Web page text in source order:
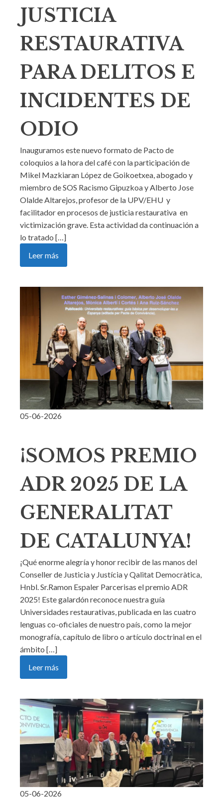
JUSTICIA
RESTAURATIVA
PARA DELITOS E
INCIDENTES DE
ODIO
Inauguramos este nuevo formato de Pacto de
coloquios a la hora del café con la participación de
Mikel Mazkiaran López de Goikoetxea, abogado y
miembro de SOS Racismo Gipuzkoa y Alberto Jose
Olalde Altarejos, profesor de la UPV/EHU y
facilitador en procesos de justicia restaurativa en
victimización grave. Esta actividad da continuación a
lo tratado […]
Leer más
05-06-2026
¡SOMOS PREMIO
ADR 2025 DE LA
GENERALITAT
DE CATALUNYA!
¡Qué enorme alegría y honor recibir de las manos del
Conseller de Justicia y Justícia y Qalitat Democràtica,
Hnbl. Sr.Ramon Espaler Parcerisas el premio ADR
2025! Este galardón reconoce nuestra guía
Universidades restaurativas, publicada en las cuatro
lenguas co-oficiales de nuestro país, como la mejor
monografía, capítulo de libro o artículo doctrinal en el
ámbito […]
Leer más
05-06-2026